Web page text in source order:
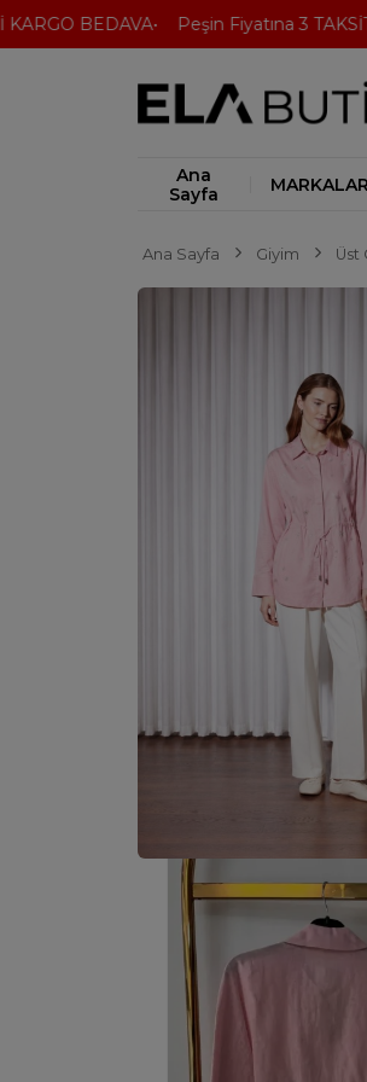
BEDAVA Peşin Fiyatına 3 TAKSİT
Ana
Sayfa
MARKALAR
Ana Sayfa Giyim Üst